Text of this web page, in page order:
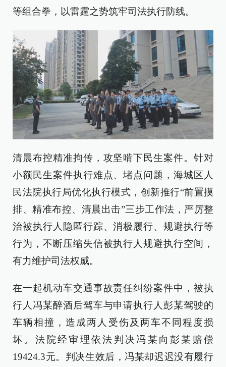
等组合拳，以雷霆之势筑牢司法执行防线。
清晨布控精准拘传，攻坚啃下民生案件。针对
小额民生案件执行难点、堵点问题，海城区人
民法院执行局优化执行模式，创新推行“前置摸
排、精准布控、清晨出击”三步工作法，严厉整
治被执行人隐匿行踪、消极履行、规避执行等
行为，不断压缩失信被执行人规避执行空间，
有力维护司法权威。
在一起机动车交通事故责任纠纷案件中，被执
行人冯某醉酒后驾车与申请执行人彭某驾驶的
车辆相撞，造成两人受伤及两车不同程度损
坏。法院经审理依法判决冯某向彭某赔偿
19424.3元。判决生效后，冯某却迟迟没有履行